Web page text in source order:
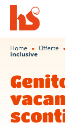
Home ● Offerte ●
inclusive